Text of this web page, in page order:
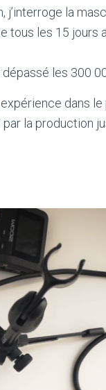
j’interroge la
tous les 15 jours
les 300
dans le
la production